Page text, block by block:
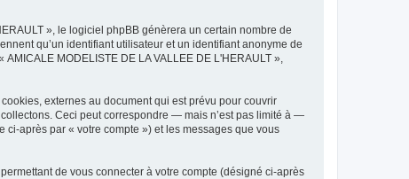
», le logiciel phpBB génèrera un certain nombre de
qu’un identifiant utilisateur et un identifiant anonyme de
MODELISTE DE LA VALLEE DE L'HERAULT »,
externes au document qui est prévu pour couvrir
Ceci peut correspondre — mais n’est pas limité à —
ci-après par « votre compte ») et les messages que vous
de vous connecter à votre compte (désigné ci-après